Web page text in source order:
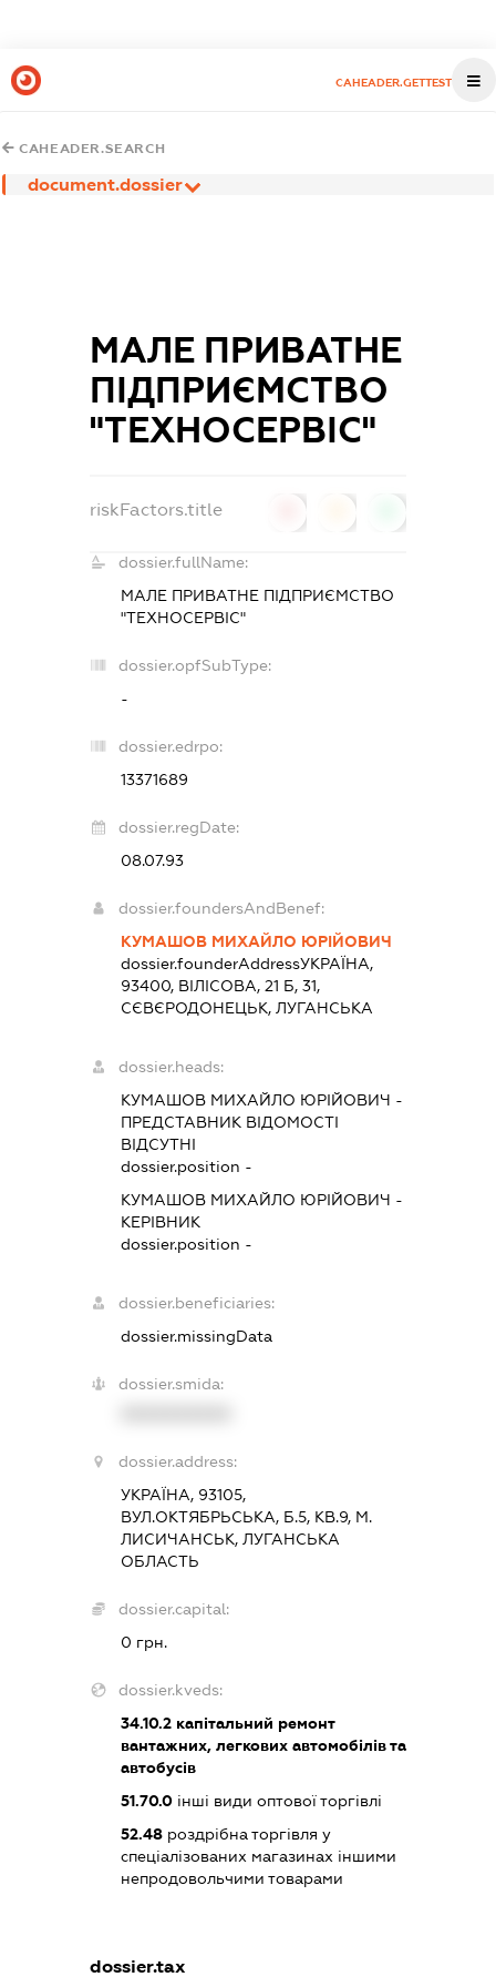
CAHEADER.GETTEST
CAHEADER.SEARCH
document.dossier
МАЛЕ ПРИВАТНЕ
ПІДПРИЄМСТВО
"ТЕХНОСЕРВІС"
riskFactors.title
dossier.fullName:
МАЛЕ ПРИВАТНЕ ПІДПРИЄМСТВО
"ТЕХНОСЕРВІС"
dossier.opfSubType:
-
dossier.edrpo:
13371689
dossier.regDate:
08.07.93
dossier.foundersAndBenef:
КУМАШОВ МИХАЙЛО ЮРІЙОВИЧ
dossier.founderAddressУКРАЇНА,
93400, ВІЛІСОВА, 21 Б, 31,
СЄВЄРОДОНЕЦЬК, ЛУГАНСЬКА
dossier.heads:
КУМАШОВ МИХАЙЛО ЮРІЙОВИЧ -
ПРЕДСТАВНИК ВІДОМОСТІ
ВІДСУТНІ
dossier.position -
КУМАШОВ МИХАЙЛО ЮРІЙОВИЧ -
КЕРІВНИК
dossier.position -
dossier.beneficiaries:
dossier.missingData
dossier.smida:
dossier.address:
УКРАЇНА, 93105,
ВУЛ.ОКТЯБРЬСЬКА, Б.5, КВ.9, М.
ЛИСИЧАНСЬК, ЛУГАНСЬКА
ОБЛАСТЬ
dossier.capital:
0 грн.
dossier.kveds:
34.10.2капітальний ремонт
вантажних, легкових автомобілів та
автобусів
51.70.0інші види оптової торгівлі
52.48роздрібна торгівля у
спеціалізованих магазинах іншими
непродовольчими товарами
dossier.tax